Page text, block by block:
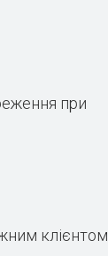
при
клієнтом